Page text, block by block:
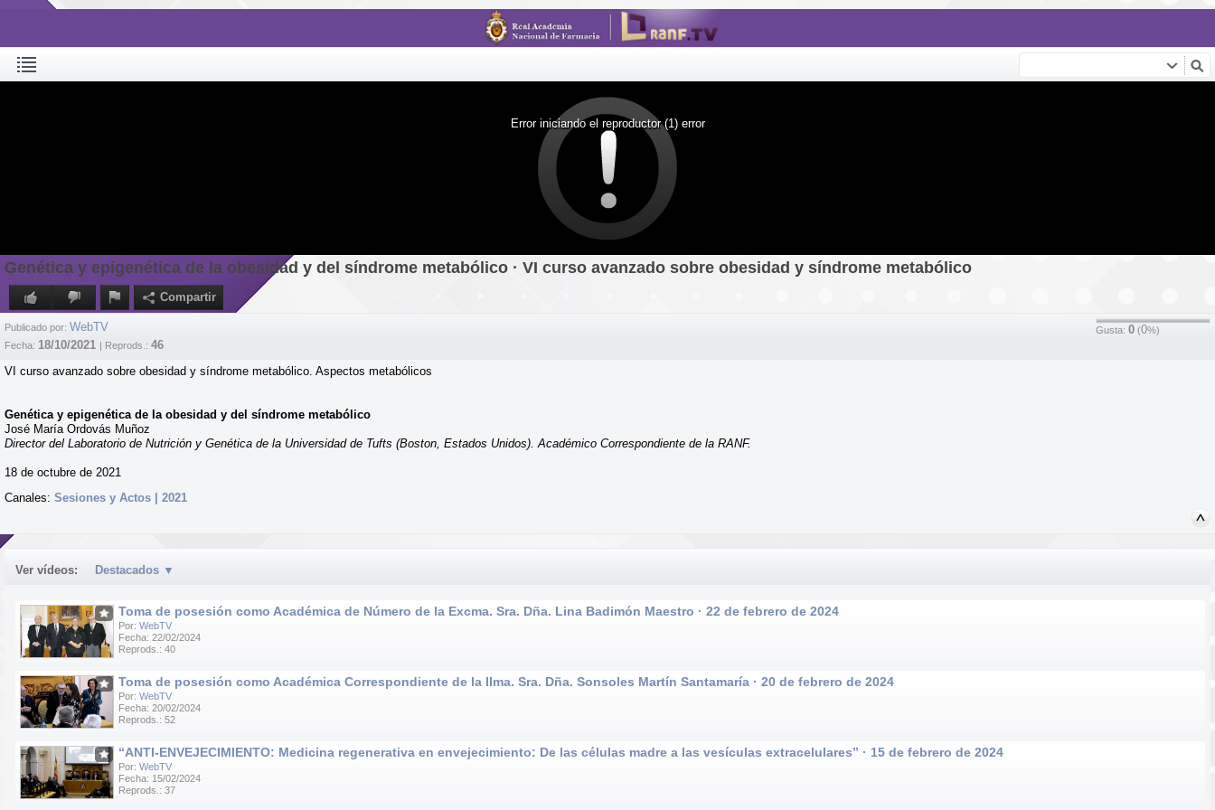
Error iniciando el reproductor (1) error
Genética y epigenética de la obesidad y del síndrome metabólico · VI curso avanzado sobre obesidad y síndrome metabólico
Compartir
Gusta: 0 (0%)
Publicado por: WebTV
Fecha: 18/10/2021 | Reprods.: 46
VI curso avanzado sobre obesidad y síndrome metabólico. Aspectos metabólicos
Genética y epigenética de la obesidad y del síndrome metabólico
José María Ordovás Muñoz
Director del Laboratorio de Nutrición y Genética de la Universidad de Tufts (Boston, Estados Unidos). Académico Correspondiente de la RANF.
18 de octubre de 2021
Canales: Sesiones y Actos | 2021
Ver vídeos: Destacados ▼
Toma de posesión como Académica de Número de la Excma. Sra. Dña. Lina Badimón Maestro · 22 de febrero de 2024
Por: WebTV
Fecha: 22/02/2024
Reprods.: 40
Toma de posesión como Académica Correspondiente de la Ilma. Sra. Dña. Sonsoles Martín Santamaría · 20 de febrero de 2024
Por: WebTV
Fecha: 20/02/2024
Reprods.: 52
“ANTI-ENVEJECIMIENTO: Medicina regenerativa en envejecimiento: De las células madre a las vesículas extracelulares” · 15 de febrero de 2024
Por: WebTV
Fecha: 15/02/2024
Reprods.: 37